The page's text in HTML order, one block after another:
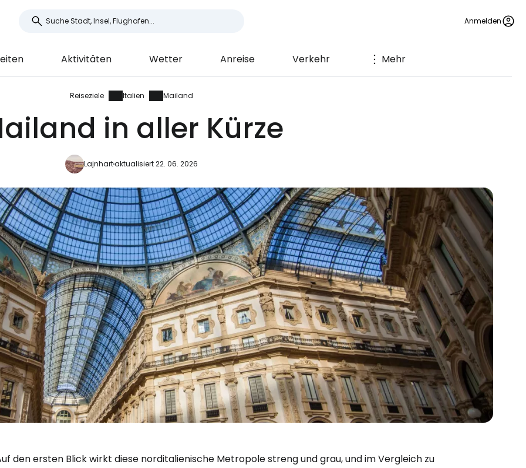
Anmelden
Aktivitäten Wetter Anreise Verkehr Mehr
Reiseziele Italien Mailand
in aller Kürze
Lajnhartaktualisiert 22. 06. 2026
den ersten Blick wirkt diese norditalienische Metropole streng und grau, und im Vergleich zu